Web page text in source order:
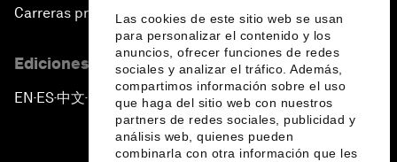
Las cookies de este sitio web se usan
para personalizar el contenido y los
anuncios, ofrecer funciones de redes
sociales y analizar el tráfico. Además,
compartimos información sobre el uso
que haga del sitio web con nuestros
partners de redes sociales, publicidad y
análisis web, quienes pueden
combinarla con otra información que les
Carreras profesionales
Ediciones en otros idiomas
EN ▪ ES▪中文▪ 日本語